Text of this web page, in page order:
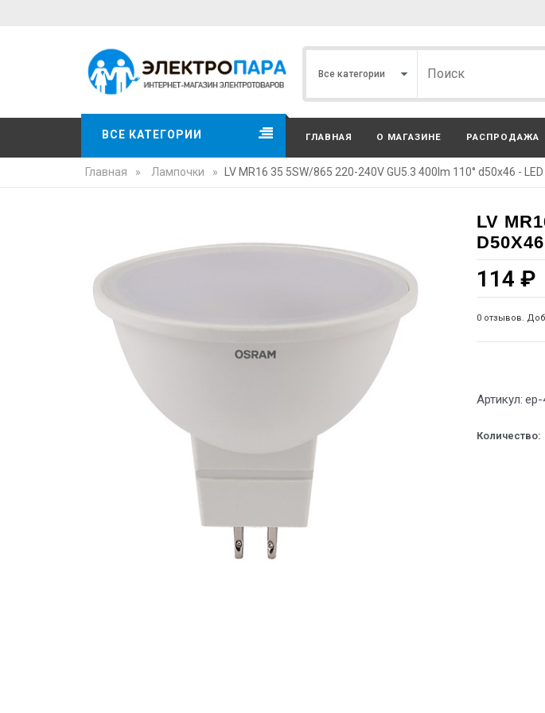
ВСЕ КАТЕГОРИИ ГЛАВНАЯ О МАГАЗИНЕ РАСПРОДАЖА
Главная » Лампочки » LV MR16 35 5SW/865 220-240V GU5.3 400lm 110° d50x46 -
LV
114 ₽
0 отзывов.
Артикул: ep-
Количество: